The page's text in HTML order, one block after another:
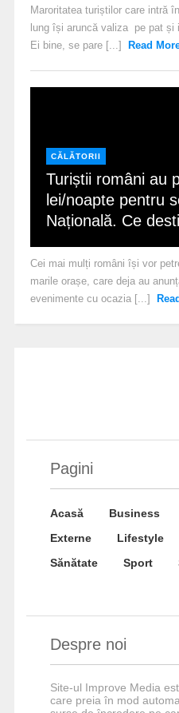
Maroritatea turiștilor care intră
lung își aruncă valiza pe pat și
Ei bine, se pare [...]
Read
CĂLĂTORII
Turiștii români au
lei/noapte pentru
Națională. Ce
Cei mai mulți români își vor
marile orașe, care deja au
evenimente cu ocazia [...]
Pagini
Acasă Business
Externe
Lifestyle
Sănătate
Sport
Despre noi
Site-ul Improve Media
care preia în mod